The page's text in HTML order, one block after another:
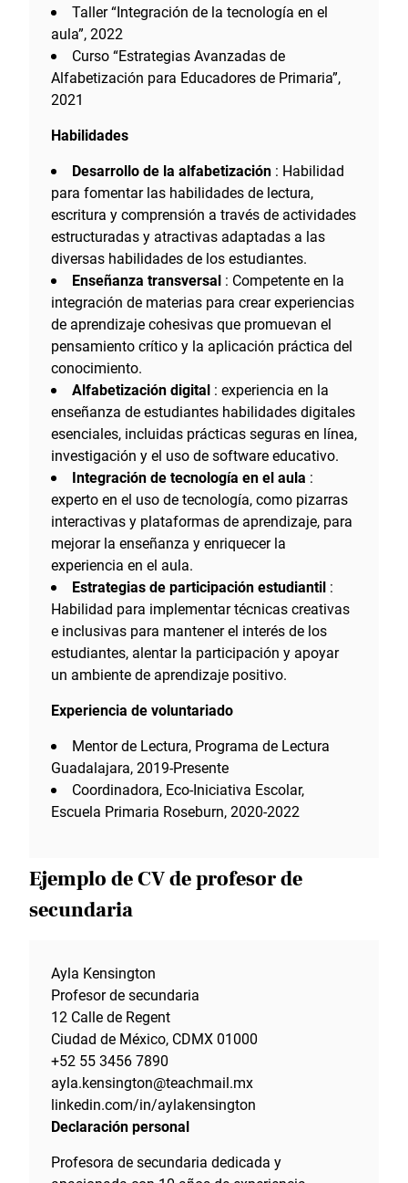
Taller “Integración de la tecnología en el
aula”, 2022
Curso “Estrategias Avanzadas de
Alfabetización para Educadores de Primaria”,
2021
Habilidades
Desarrollo de la alfabetización : Habilidad
para fomentar las habilidades de lectura,
escritura y comprensión a través de actividades
estructuradas y atractivas adaptadas a las
diversas habilidades de los estudiantes.
Enseñanza transversal : Competente en la
integración de materias para crear experiencias
de aprendizaje cohesivas que promuevan el
pensamiento crítico y la aplicación práctica del
conocimiento.
Alfabetización digital : experiencia en la
enseñanza de estudiantes habilidades digitales
esenciales, incluidas prácticas seguras en línea,
investigación y el uso de software educativo.
Integración de tecnología en el aula :
experto en el uso de tecnología, como pizarras
interactivas y plataformas de aprendizaje, para
mejorar la enseñanza y enriquecer la
experiencia en el aula.
Estrategias de participación estudiantil :
Habilidad para implementar técnicas creativas
e inclusivas para mantener el interés de los
estudiantes, alentar la participación y apoyar
un ambiente de aprendizaje positivo.
Experiencia de voluntariado
Mentor de Lectura, Programa de Lectura
Guadalajara, 2019-Presente
Coordinadora, Eco-Iniciativa Escolar,
Escuela Primaria Roseburn, 2020-2022
Ejemplo de CV de profesor de
secundaria
Ayla Kensington
Profesor de secundaria
12 Calle de Regent
Ciudad de México, CDMX 01000
+52 55 3456 7890
ayla.kensington@teachmail.mx
linkedin.com/in/aylakensington
Declaración personal
Profesora de secundaria dedicada y